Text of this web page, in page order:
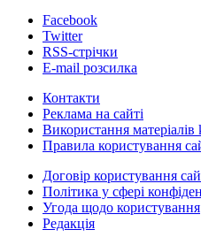
Facebook
Twitter
RSS-стрічки
E-mail розсилка
Контакти
Реклама на сайті
Використання матеріалів
Правила користування
Договір користування
Політика у сфері
Угода щодо користування
Редакція